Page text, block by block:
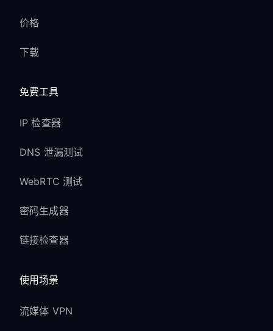
价格
下载
免费工具
IP 检查器
DNS 泄漏测试
WebRTC 测试
密码生成器
链接检查器
使用场景
流媒体 VPN